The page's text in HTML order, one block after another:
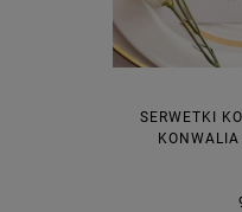
SERWETKI